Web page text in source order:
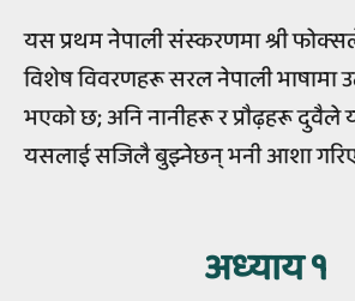
यस प्रथम नेपाली संस्करणमा श्री
विशेष विवरणहरू सरल नेपाली भाषामा
भएको छ; अनि नानीहरू र प्रौढ़हरू दुवैले
यसलाई सजिलै बुझ्नेछन् भनी आशा
अध्‍याय १